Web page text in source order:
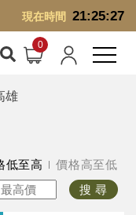
現在時間 21:25:28
雄
低至高
價格高至低
搜 尋